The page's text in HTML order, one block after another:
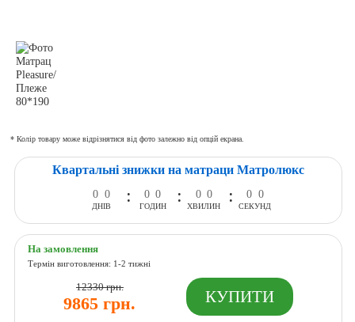
* Колір товару може відрізнятися від фото залежно від опцій екрана.
Квартальні знижки на матраци Матролюкс
0 0
ДНІВ
: 0 0
ГОДИН
: 0 0
ХВИЛИН
: 0 0
СЕКУНД
На замовлення
Термін виготовлення: 1-2 тижні
12330 грн.
9865 грн.